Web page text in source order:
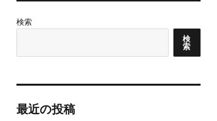
ジ
ル
検索
検
索
最近の投稿